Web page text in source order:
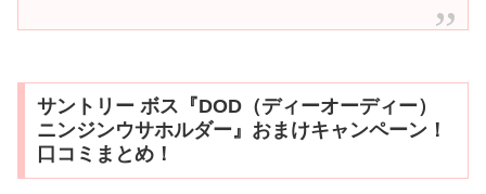
サントリー ボス『DOD（ディーオーディー）
ニンジンウサホルダー』おまけキャンペーン！
口コミまとめ！